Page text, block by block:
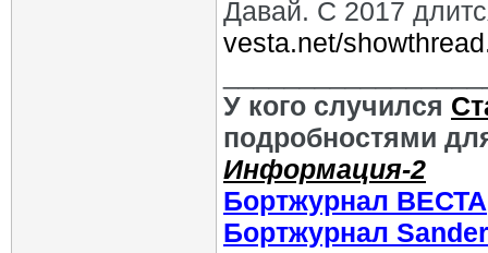
Давай. С 2017
vesta.net/
У кого случился
подробностями
Информация-2
Бортжурнал ВЕСТА
Бортжурнал